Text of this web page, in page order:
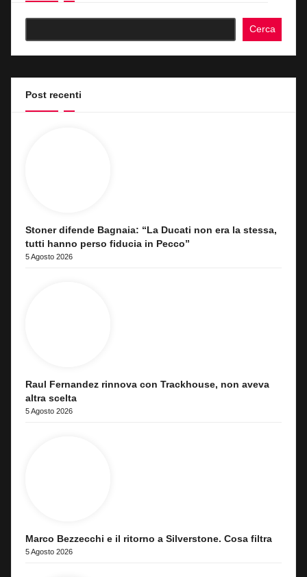
Cerca
Post recenti
Stoner difende Bagnaia: “La Ducati non era la stessa,
tutti hanno perso fiducia in Pecco”
5 Agosto 2026
Raul Fernandez rinnova con Trackhouse, non aveva
altra scelta
5 Agosto 2026
Marco Bezzecchi e il ritorno a Silverstone. Cosa filtra
5 Agosto 2026